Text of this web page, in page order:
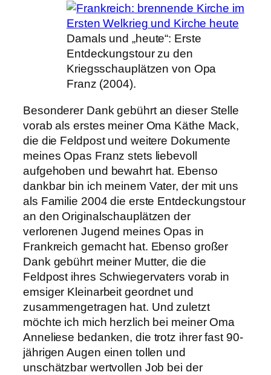
Damals und „heute“: Erste
Entdeckungstour zu den
Kriegsschauplätzen von Opa
Franz (2004).
Besonderer Dank gebührt an dieser Stelle
vorab als erstes meiner Oma Käthe Mack,
die die Feldpost und weitere Dokumente
meines Opas Franz stets liebevoll
aufgehoben und bewahrt hat. Ebenso
dankbar bin ich meinem Vater, der mit uns
als Familie 2004 die erste Entdeckungstour
an den Originalschauplätzen der
verlorenen Jugend meines Opas in
Frankreich gemacht hat. Ebenso großer
Dank gebührt meiner Mutter, die die
Feldpost ihres Schwiegervaters vorab in
emsiger Kleinarbeit geordnet und
zusammengetragen hat. Und zuletzt
möchte ich mich herzlich bei meiner Oma
Anneliese bedanken, die trotz ihrer fast 90-
jährigen Augen einen tollen und
unschätzbar wertvollen Job bei der